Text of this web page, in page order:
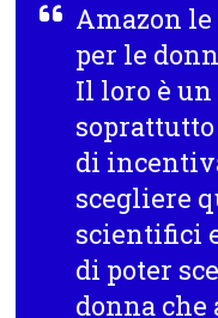
Amazon
per le
Il loro è
di
scegliere
scientifici
di poter
donna che